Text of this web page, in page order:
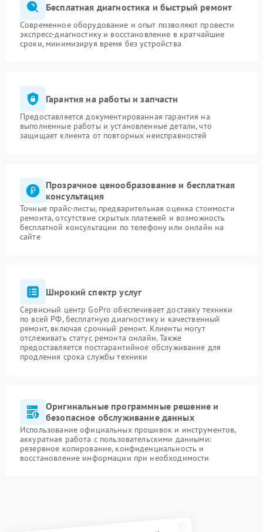
Бесплатная диагностика и быстрый ремонт
Современное оборудование и опыт позволяют провести
экспресс-диагностику и восстановление в кратчайшие
сроки, минимизируя время без устройства
Гарантия на работы и запчасти
Предоставляется документированная гарантия на
выполненные работы и установленные детали, что
защищает клиента от повторных неисправностей
Прозрачное ценообразование и бесплатная
консультация
Точные прайс-листы, предварительная оценка стоимости
ремонта, отсутствие скрытых платежей и возможность
бесплатной консультации по телефону или онлайн на
сайте
Широкий спектр услуг
Сервисный центр GoPro обеспечивает доставку техники
по всей РФ, бесплатную диагностику и качественный
ремонт, включая срочный ремонт. Клиенты могут
отслеживать статус ремонта онлайн. Также
предоставляется постгарантийное обслуживание для
продления срока службы техники
Оригинальные программные решение и
безопасное обслуживание данных
Использование официальных прошивок и инструментов,
аккуратная работа с пользовательскими данными:
резервное копирование, конфиденциальность и
восстановление информации при необходимости